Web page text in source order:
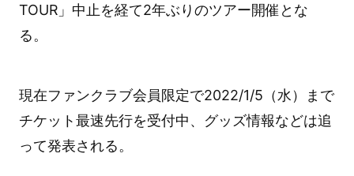
TOUR」中止を経て2年ぶりのツアー開催とな
る。
現在ファンクラブ会員限定で2022/1/5（水）まで
チケット最速先行を受付中、グッズ情報などは追
って発表される。